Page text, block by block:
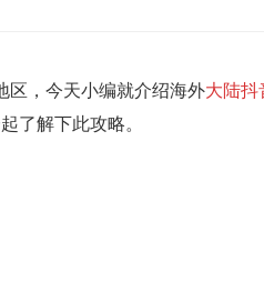
区，今天小编就介绍海外大陆抖
了解下此攻略。